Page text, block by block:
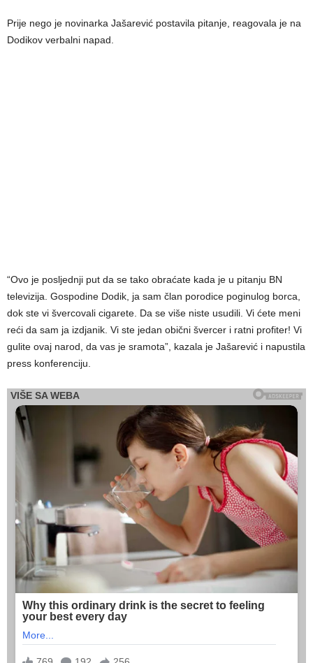
Prije nego je novinarka Jašarević postavila pitanje, reagovala je na
Dodikov verbalni napad.
“Ovo je posljednji put da se tako obraćate kada je u pitanju BN
televizija. Gospodine Dodik, ja sam član porodice poginulog borca,
dok ste vi švercovali cigarete. Da se više niste usudili. Vi ćete meni
reći da sam ja izdjanik. Vi ste jedan obični švercer i ratni profiter! Vi
gulite ovaj narod, da vas je sramota”, kazala je Jašarević i napustila
press konferenciju.